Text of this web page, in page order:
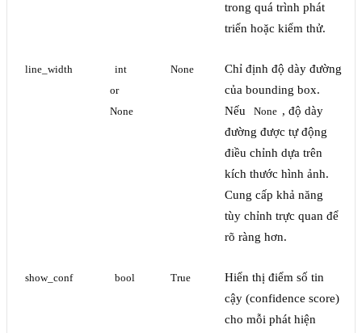
trong quá trình phát
triển hoặc kiểm thử.
line_width
int
or
None
None
Chỉ định độ dày đường
của bounding box.
Nếu
None , độ dày
đường được tự động
điều chỉnh dựa trên
kích thước hình ảnh.
Cung cấp khả năng
tùy chỉnh trực quan để
rõ ràng hơn.
show_conf bool True
Hiển thị điểm số tin
cậy (confidence score)
cho mỗi phát hiện